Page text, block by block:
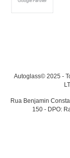
Autoglass© 2025 -
Rua Benjamin
150 - DPO: